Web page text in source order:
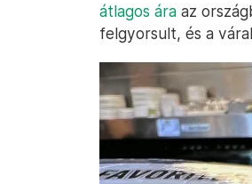
átlagos ára az
felgyorsult, és a